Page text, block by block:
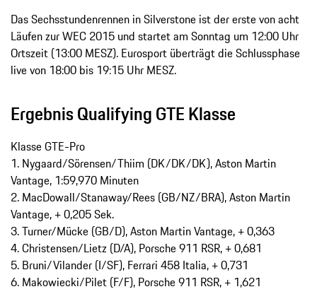
Das Sechsstundenrennen in Silverstone ist der erste von acht
Läufen zur WEC 2015 und startet am Sonntag um 12:00 Uhr
Ortszeit (13:00 MESZ). Eurosport überträgt die Schlussphase
live von 18:00 bis 19:15 Uhr MESZ.
Ergebnis Qualifying GTE Klasse
Klasse GTE-Pro
1. Nygaard/Sörensen/Thiim (DK/DK/DK), Aston Martin
Vantage, 1:59,970 Minuten
2. MacDowall/Stanaway/Rees (GB/NZ/BRA), Aston Martin
Vantage, + 0,205 Sek.
3. Turner/Mücke (GB/D), Aston Martin Vantage, + 0,363
4. Christensen/Lietz (D/A), Porsche 911 RSR, + 0,681
5. Bruni/Vilander (I/SF), Ferrari 458 Italia, + 0,731
6. Makowiecki/Pilet (F/F), Porsche 911 RSR, + 1,621